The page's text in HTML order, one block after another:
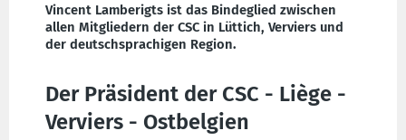
Vincent Lamberigts ist das Bindeglied zwischen
allen Mitgliedern der CSC in Lüttich, Verviers und
der deutschsprachigen Region.
Der Präsident der CSC - Liège -
Verviers - Ostbelgien